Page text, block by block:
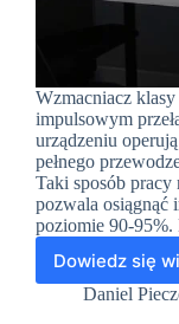
Wzmacniacz klasy
impulsowym
urządzeniu
pełnego
Taki sposób
pozwala osiągnąć
poziomie 90-
Dowiedz się
Test
Daniel